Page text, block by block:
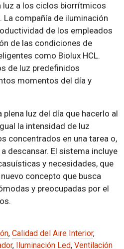
luz a los ciclos biorrítmicos
La compañía de iluminación
de los empleados
de las condiciones de
como Biolux HCL.
de luz predefinidos
momentos del día y
luz del día que hacerlo al
la intensidad de luz
concentrados en una tarea o,
descansar. El sistema incluye
y necesidades, que
concepto que busca
y preocupadas por el
, Calidad del Aire Interior,
, Iluminación Led, Ventilación